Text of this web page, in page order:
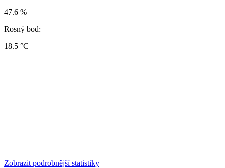
47.6 %
Rosný bod:
18.5 °C
Zobrazit podrobnější statistiky